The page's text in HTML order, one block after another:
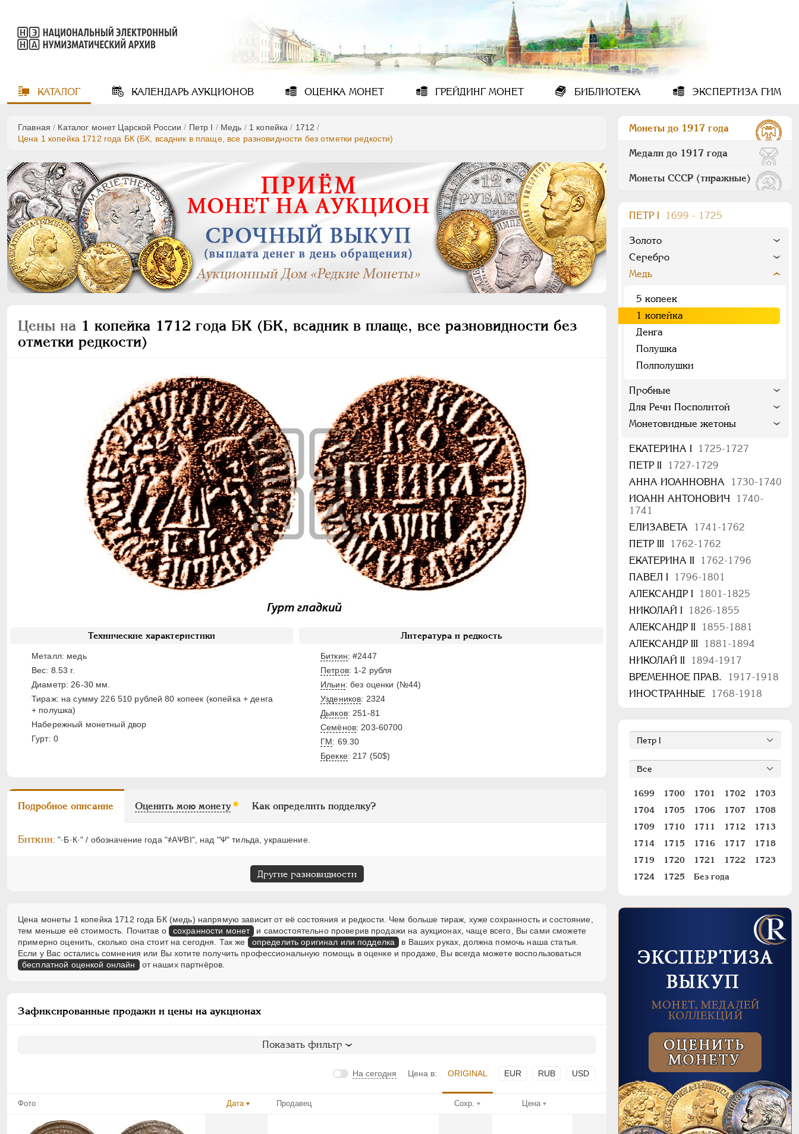
КАТАЛОГ КАЛЕНДАРЬАУКЦИОНОВ ОЦЕНКА МОНЕТ ГРЕЙДИНГМОНЕТ БИБЛИОТЕКА ЭКСПЕРТИЗА ГИМ
Главная / Каталог монет Царской России / Пeтр I / Медь / 1 копейка / 1712 /
Цена 1 копейка 1712 года БК (БК, всадник в плаще, все разновидности без отметки редкости)
Цены на 1 копейка 1712 года БК (БК, всадник в плаще, все разновидности без
отметки редкости)
Технические характеристики
Металл: медь
Вес: 8.53 г.
Диаметр: 26-30 мм.
Тираж: на сумму 226 510 рублей 80 копеек (копейка + денга
+ полушка)
Набережный монетный двор
Гурт: 0
Литература и редкость
Биткин: #2447
Петров: 1-2 рубля
Ильин: без оценки (№44)
Уздеников: 2324
Дьяков: 251-81
Семёнов: 203-60700
ГМ: 69.30
Брекке: 217 (50$)
Подробное описание Оценить мою монету Как определить подделку?
Биткин: "·Б·К·" / обозначение года "҂АѰВI", над "Ѱ" тильда, украшение.
Другие разновидности
Цена монеты 1 копейка 1712 года БК (медь) напрямую зависит от её состояния и редкости. Чем больше тираж, хуже сохранность и состояние,
тем меньше её стоимость. Почитав о
сохранности монет
и самостоятельно проверив продажи на аукционах, чаще всего, Вы сами сможете
примерно оценить, сколько она стоит на сегодня. Так же
определить оригинал или подделка
в Ваших руках, должна помочь наша статья.
Если у Вас остались сомнения или Вы хотите получить профессиональную помощь в оценке и продаже, Вы всегда можете воспользоваться
бесплатной оценкой онлайн от наших партнёров.
Зафиксированные продажи и цены на аукционах
Показать фильтр
На сегодня Цена в: ORIGINAL EUR RUB USD
Фото Дата Продавец Сохр. Цена
Монеты до 1917 года
Медали до 1917 года
Монеты СССР (тиражные)
ПEТР I 1699 - 1725
Золото
Серебро
Медь
5 копеек
1 копейка
Денга
Полушка
Полполушки
Пробные
Для Речи Посполитой
Монетовидные жетоны
ЕКАТЕРИНА I
1725-1727
ПЕТР II
1727-1729
АННА ИОАННОВНА
1730-1740
ИОАНН АНТОНОВИЧ
1740-
1741
ЕЛИЗАВЕТА
1741-1762
ПЕТР III
1762-1762
ЕКАТЕРИНА II
1762-1796
ПАВЕЛ I
1796-1801
АЛЕКСАНДР I
1801-1825
НИКОЛАЙ I
1826-1855
АЛЕКСАНДР II
1855-1881
АЛЕКСАНДР III
1881-1894
НИКОЛАЙ II
1894-1917
ВРЕМЕННОЕ ПРАВ.
1917-1918
ИНОСТРАННЫЕ
1768-1918
1699 1700 1701 1702
1703
1704
1705 1706 1707
1708
1709
1710 1711 1712
1713
1714
1715 1716 1717
1718
1719
1720 1721 1722
1723
1724
1725 Без года